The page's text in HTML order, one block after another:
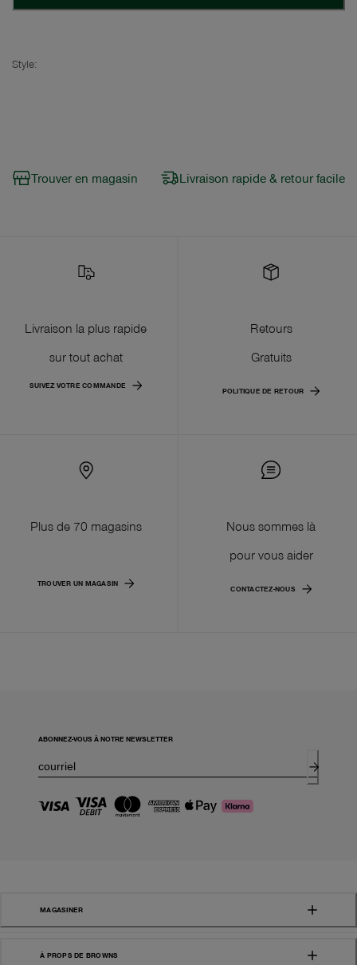
Style:
Trouver en magasin Livraison rapide & retour facile
Livraison la plus rapide
sur tout achat
SUIVEZ VOTRE COMMANDE
Retours
Gratuits
POLITIQUE DE RETOUR
Plus de 70 magasins
TROUVER UN MAGASIN
Nous sommes là
pour vous aider
CONTACTEZ-NOUS
ABONNEZ-VOUS À NOTRE NEWSLETTER
MAGASINER
À PROPS DE BROWNS